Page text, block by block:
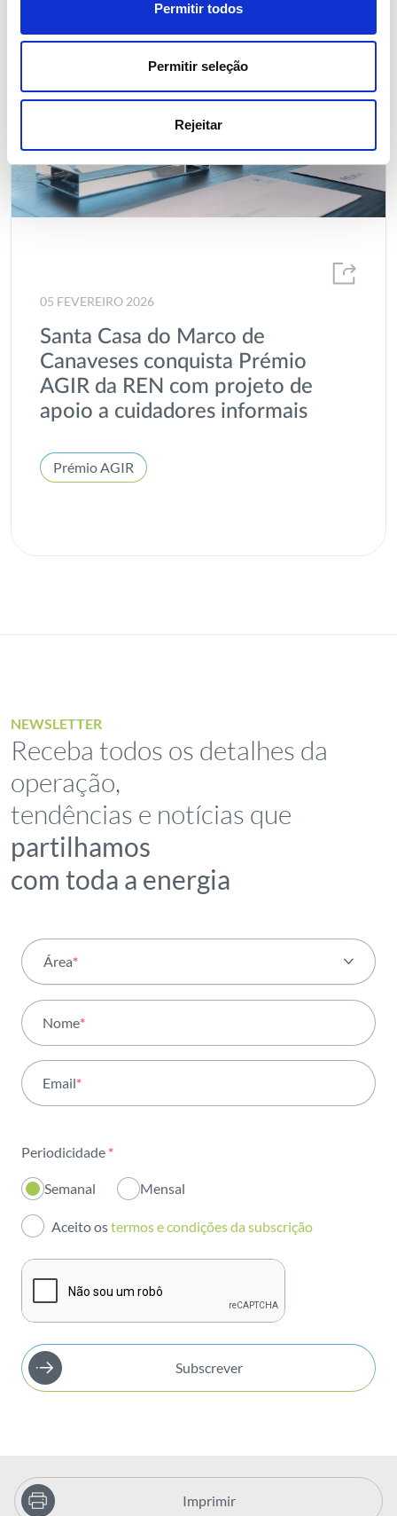
Permitir todos
Permitir seleção
Rejeitar
05 FEVEREIRO 2026
Santa Casa do Marco de
Canaveses conquista Prémio
AGIR da REN com projeto de
apoio a cuidadores informais
Prémio AGIR
NEWSLETTER
Receba todos os detalhes da
operação,
tendências e notícias que
partilhamos
com toda a energia
Área*
Atividade
Institucional
Inovação
Investidores
Publicações
Nome*
Email*
Periodicidade *
Semanal Mensal
Aceito ostermos e condições da subscrição
Subscrever
Imprimir